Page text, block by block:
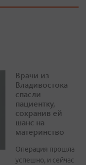
Врачи из
Владивостока
спасли
пациентку,
сохранив ей
шанс на
материнство
Операция прошла
успешно, и сейчас